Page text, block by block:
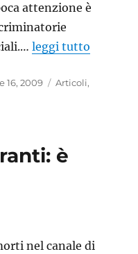
attenzione è
leggi tutto
16, 2009 Categorie
Articoli,
è
nel canale di